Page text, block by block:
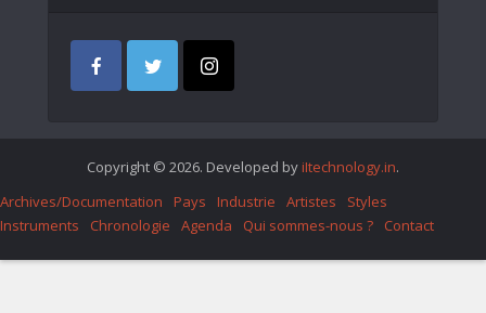
Copyright © 2026. Developed by iItechnology.in.
Archives/Documentation
Pays Industrie Artistes
Styles
Instruments
Chronologie Agenda Qui sommes-nous ? Contact